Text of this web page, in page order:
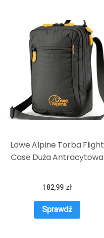
Lowe Alpine Torba Flight
Case Duża Antracytowa
182,99 zł
Sprawdź